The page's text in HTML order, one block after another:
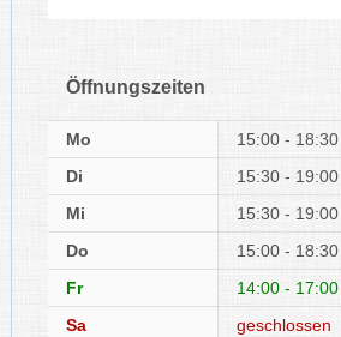
Öffnungszeiten
Mo
15:00 - 18:30
Di
15:30 - 19:00
Mi
15:30 - 19:00
Do
15:00 - 18:30
Fr
14:00 - 17:00
Sa
geschlossen